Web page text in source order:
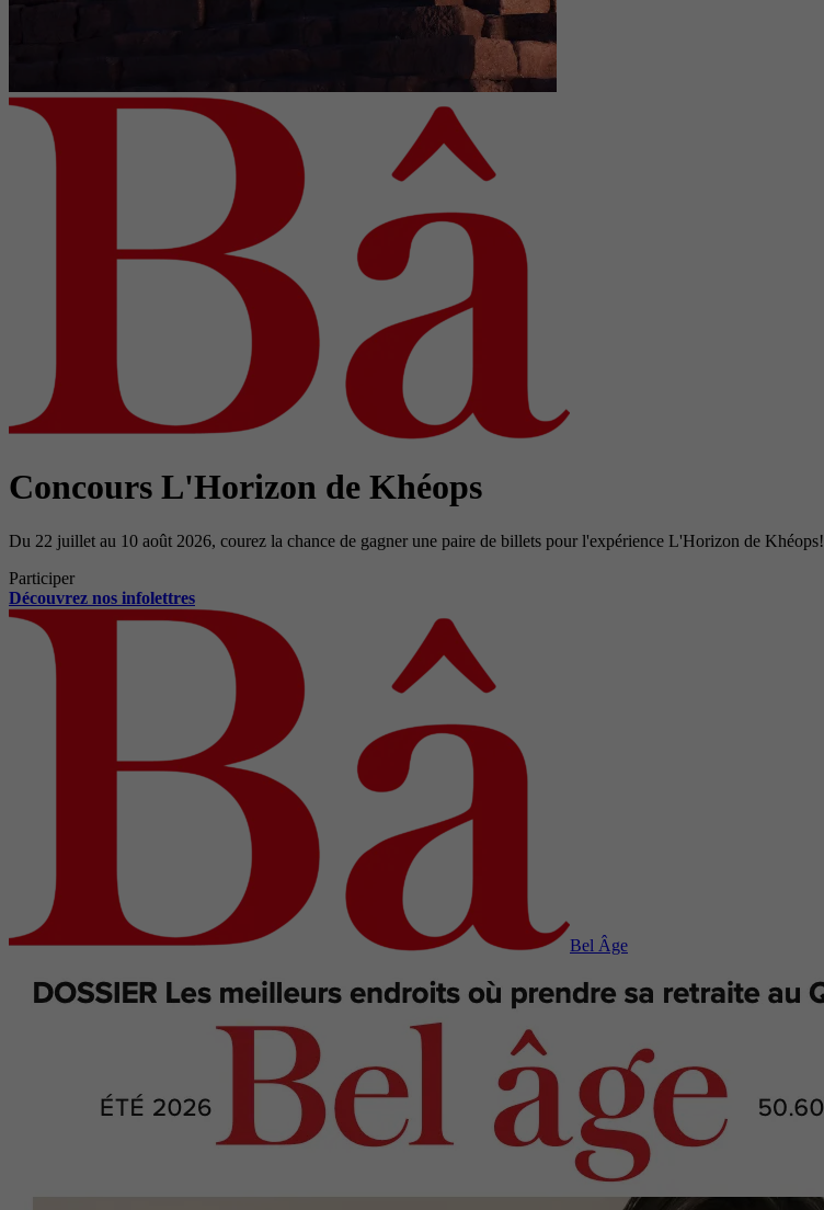
Concours L'Horizon de Khéops
Du 22 juillet au 10 août 2026, courez la chance de gagner une paire de billets pour l'expérience L'Horizon de Khéops!
Participer
Découvrez nos infolettres
Bel Âge